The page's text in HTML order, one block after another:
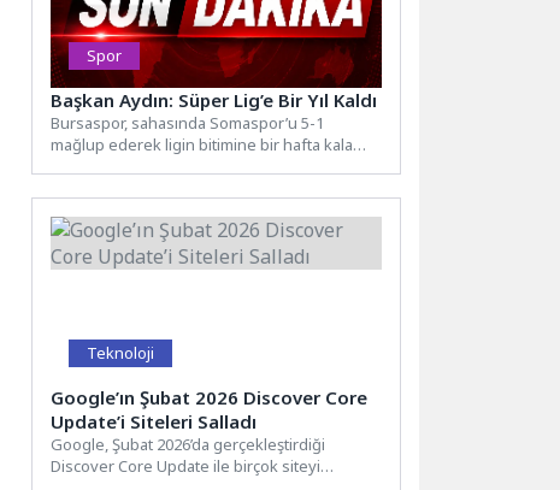
Spor
Başkan Aydın: Süper Lig’e Bir Yıl Kaldı
Bursaspor, sahasında Somaspor’u 5-1
mağlup ederek ligin bitimine bir hafta kala
Teknoloji
Google’ın Şubat 2026 Discover Core
Update’i Siteleri Salladı
Google, Şubat 2026’da gerçekleştirdiği
Discover Core Update ile birçok siteyi